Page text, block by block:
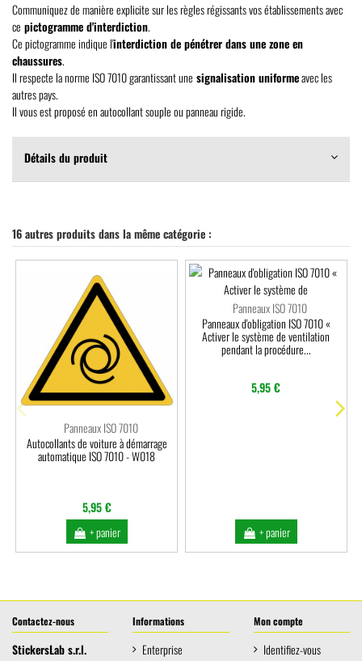
Communiquez de manière explicite sur les règles régissants vos établissements avec
ce pictogramme d'interdiction.
Ce pictogramme indique l'interdiction de pénétrer dans une zone en
chaussures.
Il respecte la norme ISO 7010 garantissant une signalisation uniformeavec les
autres pays.
Il vous est proposé en autocollant souple ou panneau rigide.
Détails du produit
16 autres produits dans la même catégorie :
Panneaux ISO 7010
Autocollants de voiture à démarrage
automatique ISO 7010 - W018
5,95 €
+ panier
Panneaux ISO 7010
Panneaux d'obligation ISO 7010 «
Activer le système de ventilation
pendant la procédure...
5,95 €
+ panier
Contactez-nous
StickersLab s.r.l.
Informations
Enterprise
Mon compte
Identifiez-vous